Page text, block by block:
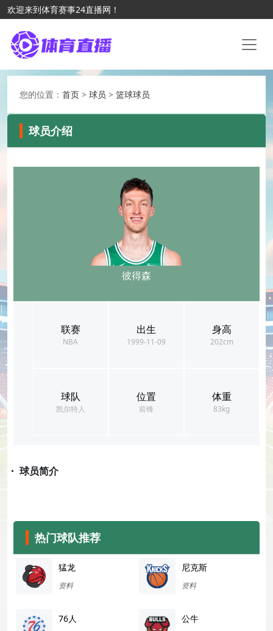
欢迎来到体育赛事24直播网！
您的位置： 首页 > 球员 > 篮球球员
球员介绍
彼得森
联赛
NBA
出生
1999-11-09
身高
202cm
球队
凯尔特人
位置
前锋
体重
83kg
・ 球员简介
热门球队推荐
猛龙
资料
尼克斯
资料
76人 公牛